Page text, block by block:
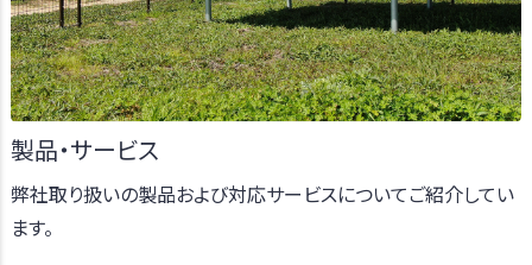
製品・サービス
弊社取り扱いの製品および対応サービスについてご紹介してい
ます。